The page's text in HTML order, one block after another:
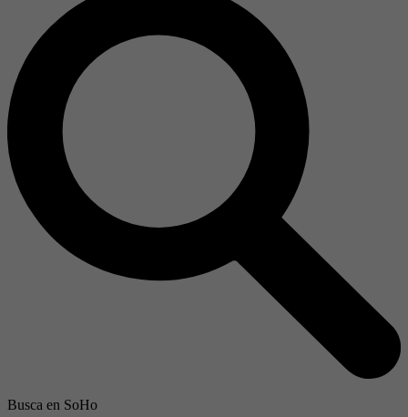
Busca en SoHo